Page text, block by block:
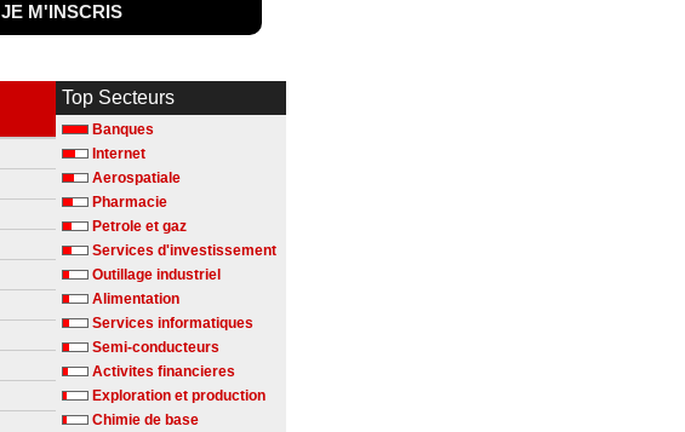
JE M'INSCRIS
Top Secteurs
Banques
Internet
Aerospatiale
Pharmacie
Petrole et gaz
Services d'investissement
Outillage industriel
Alimentation
Services informatiques
Semi-conducteurs
Activites financieres
Exploration et production
Chimie de base